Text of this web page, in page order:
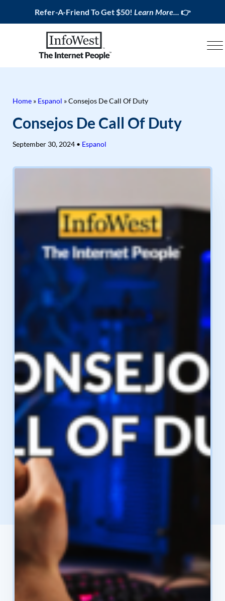
Refer-A-Friend To Get $50! Learn More... 👉
Home » Espanol »Consejos De Call Of Duty
Consejos De Call Of Duty
September 30, 2024• Espanol